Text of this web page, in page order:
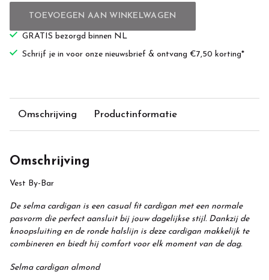
TOEVOEGEN AAN WINKELWAGEN
GRATIS bezorgd binnen NL
Schrijf je in voor onze nieuwsbrief & ontvang €7,50 korting*
Omschrijving Productinformatie
Omschrijving
Vest By-Bar
De selma cardigan is een casual fit cardigan met een normale
pasvorm die perfect aansluit bij jouw dagelijkse stijl. Dankzij de
knoopsluiting en de ronde halslijn is deze cardigan makkelijk te
combineren en biedt hij comfort voor elk moment van de dag.
Selma cardigan almond